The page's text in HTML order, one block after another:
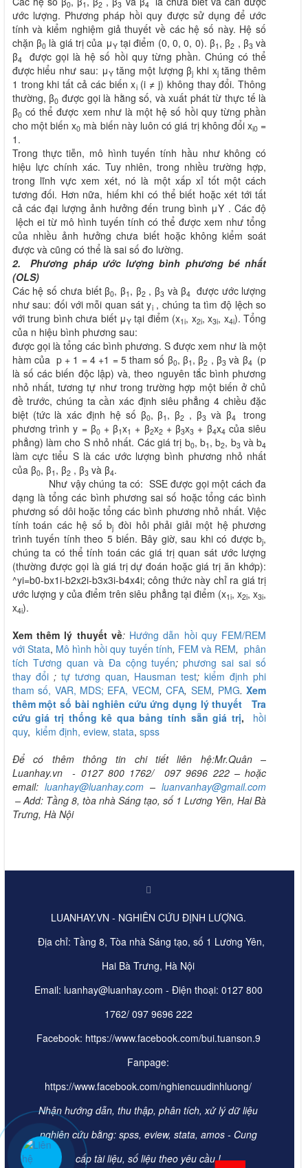
0 1 2 3 4
ước lượng. Phương pháp hồi quy được sử dụng để ước
tính và kiểm nghiệm giả thuyết về các hệ số này. Hệ số
chặn β0 là giá trị của μYtại điểm (0, 0, 0, 0). β1 , β2 , β3 và
β4
được gọi là hệ số hồi quy từng phần. Chúng có thể
được hiểu như sau: μYtăng một lượng βj khi xjtăng thêm
1 trong khi tất cả các biến xi(i ≠ j) không thay đổi. Thông
thường, β0 được gọi là hằng số, và xuất phát từ thực tế là
β0có thể được xem như là một hệ số hồi quy từng phần
cho một biến x0 mà biến này luôn có giá trị không đổi xi0 =
1.
Trong thực tiễn, mô hình tuyến tính hầu như không có
hiệu lực chính xác. Tuy nhiên, trong nhiều trường hợp,
trong lĩnh vực xem xét, nó là một xấp xỉ tốt một cách
tương đối. Hơn nữa, hiếm khi có thể biết hoặc xét tới tất
cả các đại lượng ảnh hưởng đến trung bình μY . Các độ
lệch ei từ mô hình tuyến tính có thể được xem như tổng
của nhiều ảnh hưởng chưa biết hoặc không kiểm soát
được và cũng có thể là sai số đo lường.
2. Phương pháp ước lượng bình phương bé nhất
(OLS)
Các hệ số chưa biết β0, β1 , β2, β3 và β4 được ước lượng
như sau: đối với mỗi quan sát yi, chúng ta tìm độ lệch so
với trung bình chưa biết μY tại điểm (x1i, x2i, x3i, x4i). Tổng
của n hiệu bình phương sau:
được gọi là tổng các bình phương. S được xem như là một
hàm của p + 1 = 4 +1 = 5 tham số β0, β1 , β2 , β3 và β4 (p
là số các biến độc lập) và, theo nguyên tắc bình phương
nhỏ nhất, tương tự như trong trường hợp một biến ở chủ
đề trước, chúng ta cần xác định siêu phẳng 4 chiều đặc
biệt (tức là xác định hệ số β0, β1 , β2 , β3 và β4 trong
phương trình y = β0+ β1x1 + β2x2+ β3x3 + β4x4 của siêu
phẳng) làm cho S nhỏ nhất. Các giá trị b0, b1 , b2, b3 và b4
làm cực tiểu S là các ước lượng bình phương nhỏ nhất
của β0, β1 , β2, β3 và β4.
Như vậy chúng ta có: SSE được gọi một cách đa
dạng là tổng các bình phương sai số hoặc tổng các bình
phương số dôi hoặc tổng các bình phương nhỏ nhất. Việc
tính toán các hệ số bj đòi hỏi phải giải một hệ phương
trình tuyến tính theo 5 biến. Bây giờ, sau khi có được bj,
chúng ta có thể tính toán các giá trị quan sát ước lượng
(thường được gọi là giá trị dự đoán hoặc giá trị ăn khớp):
^yi=b0-bx1i-b2x2i-b3x3i-b4x4i; công thức này chỉ ra giá trị
ước lượng y của điểm trên siêu phẳng tại điểm (x1i, x2i, x3i,
x4i).
Xem thêm lý thuyết về: Hướng dẫn hồi quy FEM/REM
với Stata, Mô hình hồi quy tuyến tính, FEM và REM,phân
tích Tương quan và Đa cộng tuyến;phương sai sai số
thay đổi ; tự tương quan, Hausman test;kiểm định phi
tham số, VAR, MDS; EFA, VECM,CFA, SEM, PMG.Xem
thêm một số bài nghiên cứu ứng dụng lý thuyết
Tra
cứu giá trị thống kê qua bảng tính sẵn giá trị, hồi
quy, kiểm định, eview, stata, spss
Để có thêm thông tin chi tiết liên hệ:Mr.Quân –
Luanhay.vn - 0127 800 1762/ 097 9696 222 – hoặc
email: luanhay@luanhay.com–luanvanhay@gmail.com
– Add: Tầng 8, tòa nhà Sáng tạo, số 1 Lương Yên, Hai Bà
Trưng, Hà Nội
LUANHAY.VN - NGHIÊN CỨU ĐỊNH LƯỢNG.
Địa chỉ: Tầng 8, Tòa nhà Sáng tạo, số 1 Lương Yên,
Hai Bà Trưng, Hà Nội
Email: luanhay@luanhay.com - Điện thoại: 0127 800
1762/ 097 9696 222
Facebook: https://www.facebook.com/bui.tuanson.9
Fanpage:
https://www.facebook.com/nghiencuudinhluong/
Nhận hướng dẫn, thu thập, phân tích, xử lý dữ liệu
nghiên cứu bằng: spss, eview, stata, amos - Cung
cấp tài liệu, số liệu theo yêu cầu.!